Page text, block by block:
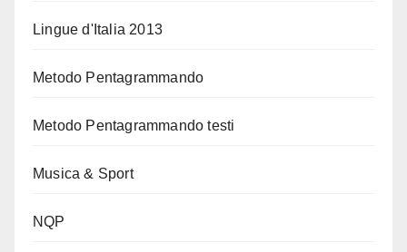
Lingue d'Italia 2013
Metodo Pentagrammando
Metodo Pentagrammando testi
Musica & Sport
NQP